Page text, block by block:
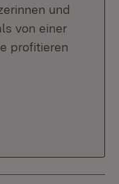
und
von einer
profitieren